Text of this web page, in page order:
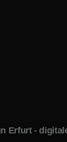
Erfurt -